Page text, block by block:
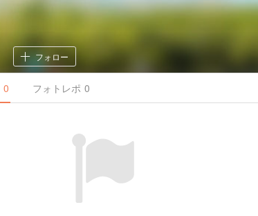
フォロー
0 フォトレポ 0